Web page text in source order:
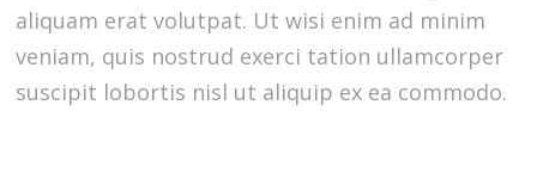
aliquam erat volutpat. Ut wisi enim ad minim
veniam, quis nostrud exerci tation ullamcorper
suscipit lobortis nisl ut aliquip ex ea commodo.